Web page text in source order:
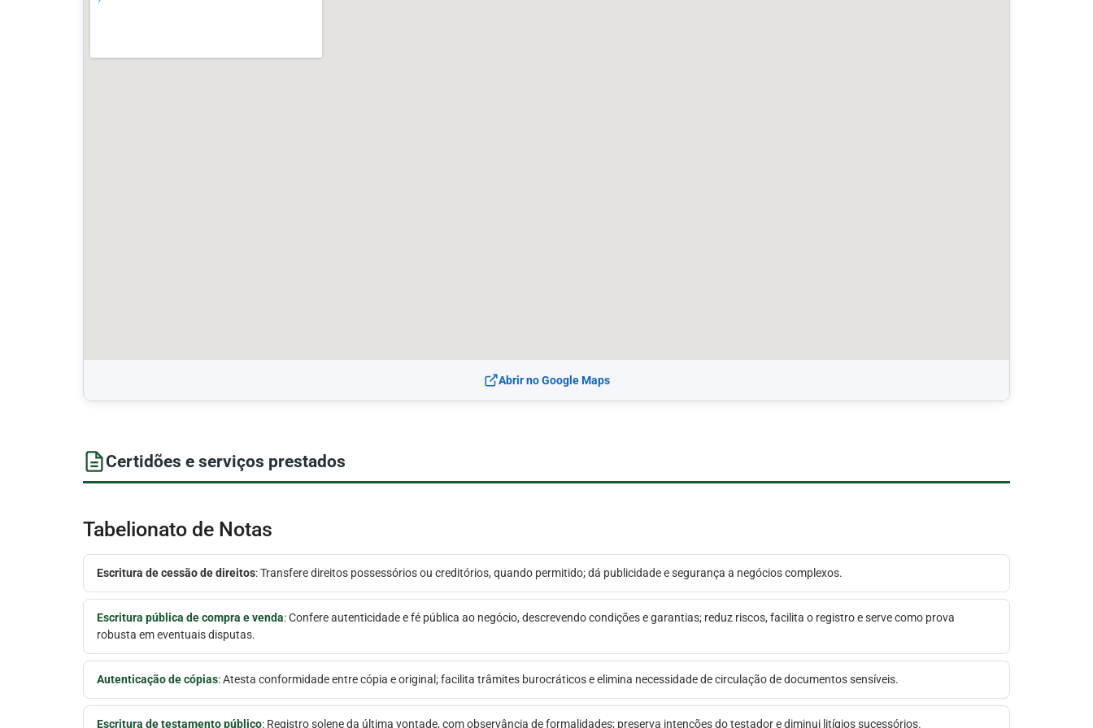
Abrir no Google Maps
Certidões e serviços prestados
Tabelionato de Notas
Escritura de cessão de direitos: Transfere direitos possessórios ou creditórios, quando permitido; dá publicidade e segurança a negócios complexos.
Escritura pública de compra e venda: Confere autenticidade e fé pública ao negócio, descrevendo condições e garantias; reduz riscos, facilita o registro e serve como prova
robusta em eventuais disputas.
Autenticação de cópias: Atesta conformidade entre cópia e original; facilita trâmites burocráticos e elimina necessidade de circulação de documentos sensíveis.
Escritura de testamento público: Registro solene da última vontade, com observância de formalidades; preserva intenções do testador e diminui litígios sucessórios.